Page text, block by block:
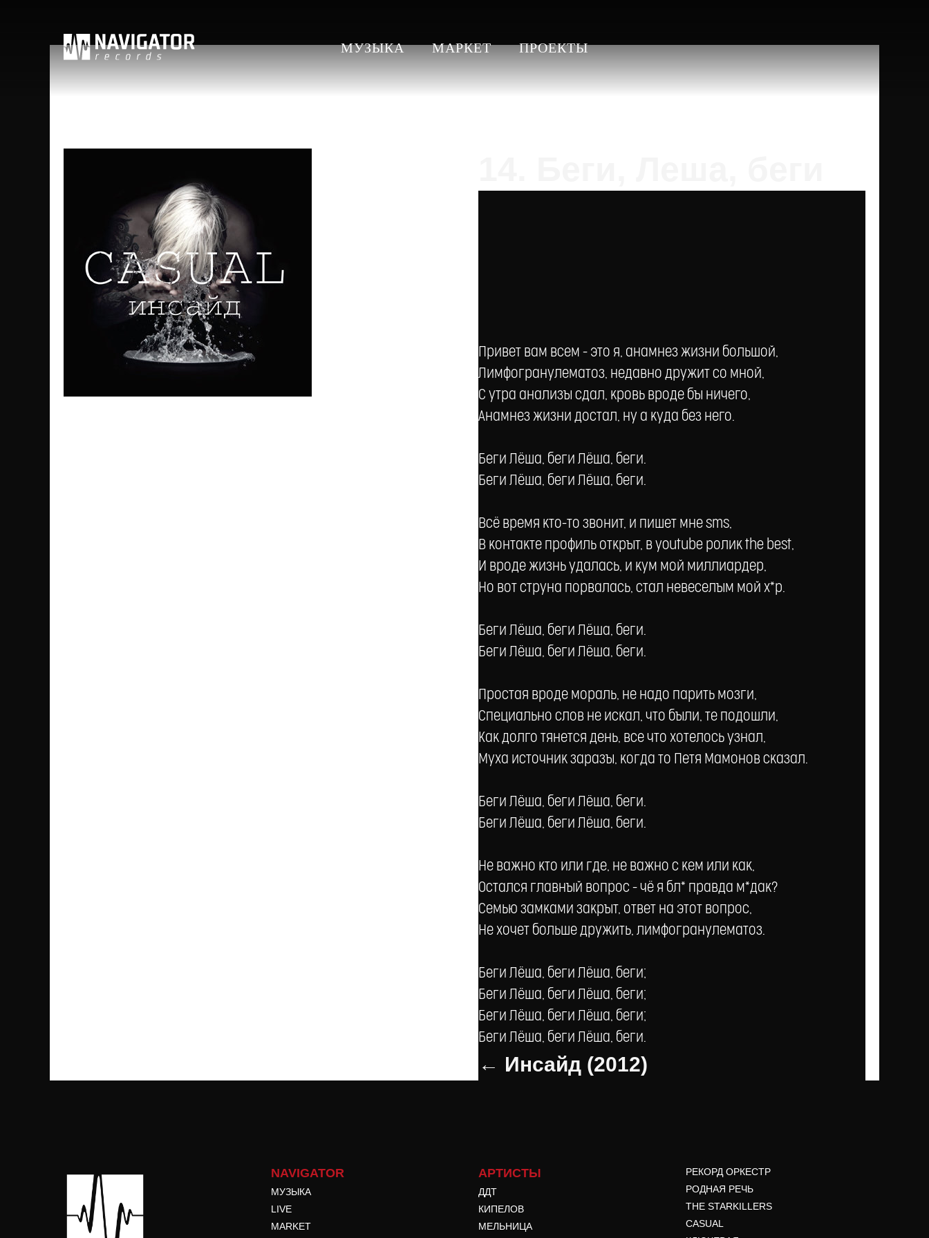
МУЗЫКА МАРКЕТ ПРОЕКТЫ
Привет вам всем - это я, анамнез жизни большой,
Лимфогранулематоз, недавно дружит со мной,
С утра анализы сдал, кровь вроде бы ничего,
Анамнез жизни достал, ну а куда без него.
Беги Лёша, беги Лёша, беги.
Беги Лёша, беги Лёша, беги.
Всё время кто-то звонит, и пишет мне sms,
В контакте профиль открыт, в youtube ролик the best,
И вроде жизнь удалась, и кум мой миллиардер,
Но вот струна порвалась, стал невеселым мой х*р.
Беги Лёша, беги Лёша, беги.
Беги Лёша, беги Лёша, беги.
Простая вроде мораль, не надо парить мозги,
Специально слов не искал, что были, те подошли,
Как долго тянется день, все что хотелось узнал,
Муха источник заразы, когда то Петя Мамонов сказал.
Беги Лёша, беги Лёша, беги.
Беги Лёша, беги Лёша, беги.
Не важно кто или где, не важно с кем или как,
Остался главный вопрос - чё я бл* правда м*дак?
Семью замками закрыт, ответ на этот вопрос,
Не хочет больше дружить, лимфогранулематоз.
Беги Лёша, беги Лёша, беги;
Беги Лёша, беги Лёша, беги;
Беги Лёша, беги Лёша, беги;
Беги Лёша, беги Лёша, беги.
← Инсайд (2012)
NAVIGATOR
МУЗЫКА
LIVE
MARKET
АРТИСТЫ
ДДТ
КИПЕЛОВ
МЕЛЬНИЦА
РЕКОРД ОРКЕСТР
РОДНАЯ РЕЧЬ
THE STARKILLERS
CASUAL